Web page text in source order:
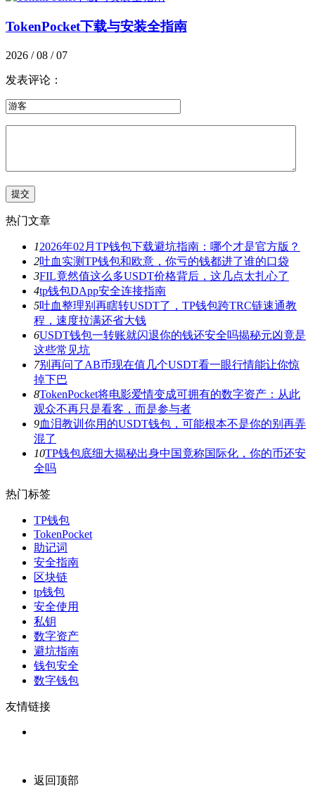
TokenPocket下载与安装全指南
2026 / 08 / 07
发表评论：
热门文章
12026年02月TP钱包下载避坑指南：哪个才是官方版？
2吐血实测TP钱包和欧意，你亏的钱都进了谁的口袋
3FIL竟然值这么多USDT价格背后，这几点太扎心了
4tp钱包DApp安全连接指南
5吐血整理别再瞎转USDT了，TP钱包跨TRC链速通教
程，速度拉满还省大钱
6USDT钱包一转账就闪退你的钱还安全吗揭秘元凶竟是
这些常见坑
7别再问了AB币现在值几个USDT看一眼行情能让你惊
掉下巴
8TokenPocket将电影爱情变成可拥有的数字资产：从此
观众不再只是看客，而是参与者
9血泪教训你用的USDT钱包，可能根本不是你的别再弄
混了
10TP钱包底细大揭秘出身中国竟称国际化，你的币还安
全吗
热门标签
TP钱包
TokenPocket
助记词
安全指南
区块链
tp钱包
安全使用
私钥
数字资产
避坑指南
钱包安全
数字钱包
友情链接
返回顶部